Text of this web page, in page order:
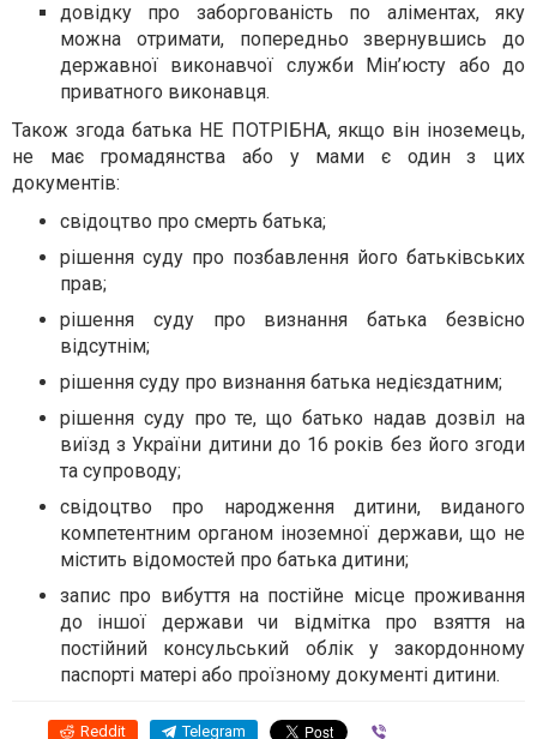
довідку про заборгованість по аліментах, яку
можна отримати, попередньо звернувшись до
державної виконавчої служби Мін’юсту або до
приватного виконавця.
Також згода батька НЕ ПОТРІБНА, якщо він іноземець,
не має громадянства або у мами є один з цих
документів:
свідоцтво про смерть батька;
рішення суду про позбавлення його батьківських
прав;
рішення суду про визнання батька безвісно
відсутнім;
рішення суду про визнання батька недієздатним;
рішення суду про те, що батько надав дозвіл на
виїзд з України дитини до 16 років без його згоди
та супроводу;
свідоцтво про народження дитини, виданого
компетентним органом іноземної держави, що не
містить відомостей про батька дитини;
запис про вибуття на постійне місце проживання
до іншої держави чи відмітка про взяття на
постійний консульський облік у закордонному
паспорті матері або проїзному документі дитини.
Reddit Telegram